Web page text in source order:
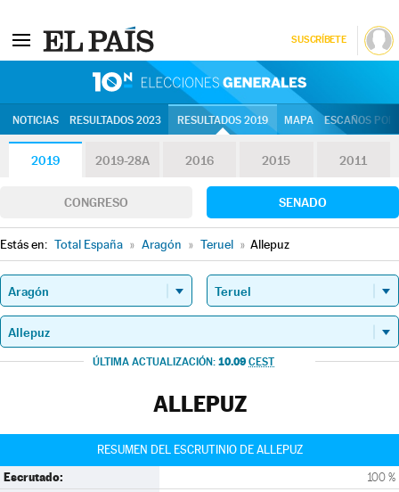
SUSCRÍBETE
NOTICIAS RESULTADOS 2023 RESULTADOS 2019 MAPA ESCAÑOS
2019 2019-28A 2016 2015 2011
CONGRESO SENADO
Estás en: Total España » Aragón » Teruel » Allepuz
ÚLTIMA ACTUALIZACIÓN: 10.09 CEST
ALLEPUZ
RESUMEN DEL ESCRUTINIO DE ALLEPUZ
Escrutado: 100 %